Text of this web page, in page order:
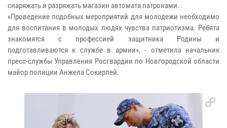
снаряжать и разряжать магазин автомата патронами.
«Проведение подобных мероприятий для молодежи необходимо
для воспитания в молодых людях чувства патриотизма. Ребята
знакомятся с профессией защитника Родины и
подготавливаются к службе в армии», - отметила начальник
пресс-службы Управления Росгвардии по Новгородской области
майор полиции Анжела Сокирлей.